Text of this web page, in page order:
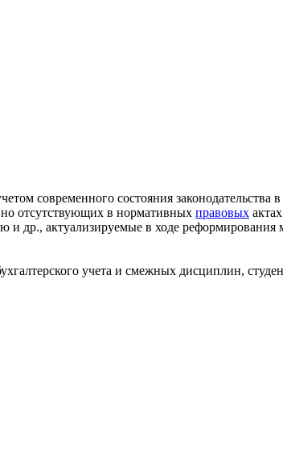
современного состояния законодательства
но отсутствующих в нормативных правовых
и др., актуализируемые в ходе
учета и смежных дисциплин,